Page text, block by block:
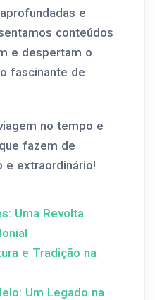
e
conteúdos
e despertam o
fascinante de
no tempo e
fazem de
e extraordinário!
Uma Revolta
e Tradição na
Um Legado na